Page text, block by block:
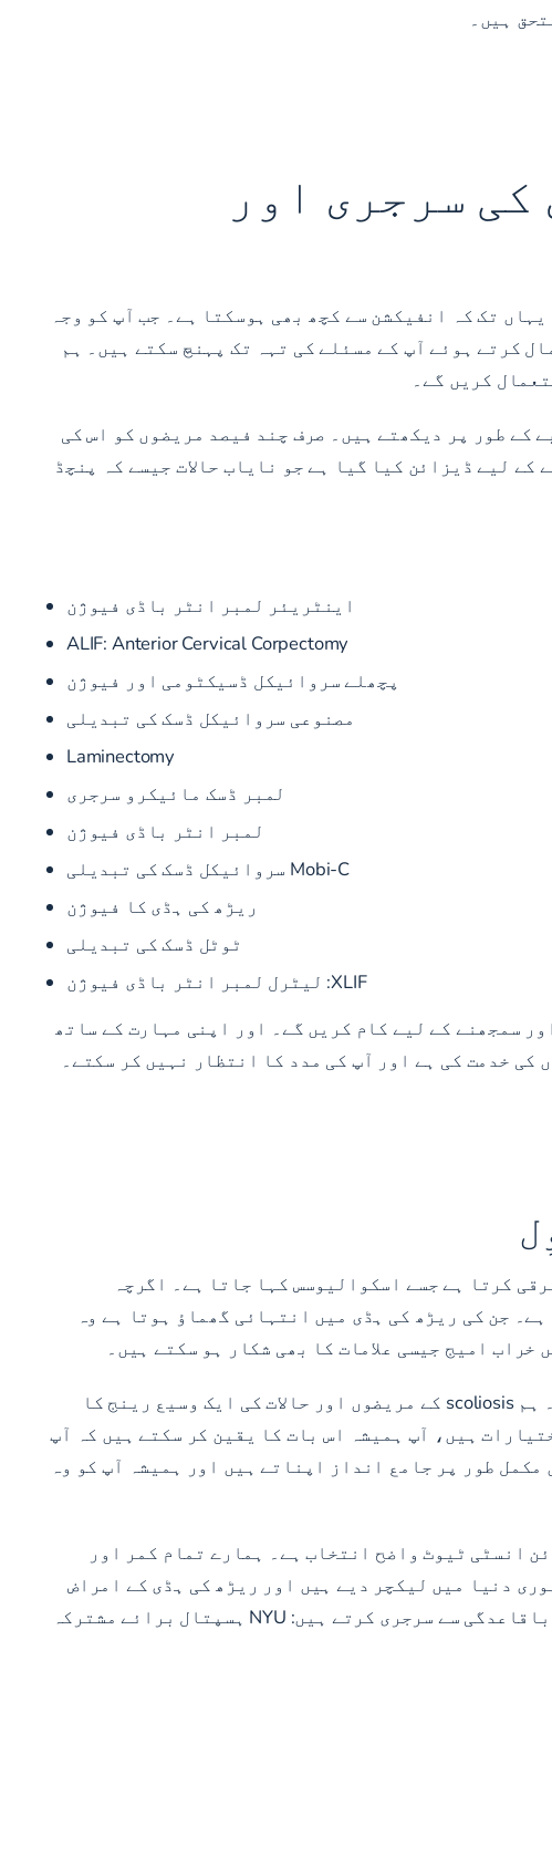
ہیں۔
سرجری اور
تک کہ انفیکشن سے کچھ بھی ہوسکتا ہے۔ جب آپ کو وجہ
کرتے ہوئے آپ کے مسئلے کی تہہ تک پہنچ سکتے ہیں۔ ہم
کریں گے۔
کے طور پر دیکھتے ہیں۔ صرف چند فیصد مریضوں کو اس کی
لیے ڈیزائن کیا گیا ہے جو نایاب حالات جیسے کہ پنچڈ
اینٹریئر لمبر انٹر باڈی فیوژن
ALIF: Anterior Cervical Corpectomy
پچھلے سروائیکل ڈسیکٹومی اور فیوژن
مصنوعی سروائیکل ڈسک کی تبدیلی
Laminectomy
لمبر ڈسک مائیکرو سرجری
لمبر انٹر باڈی فیوژن
Mobi-C سروائیکل ڈسک کی تبدیلی
ریڑھ کی ہڈی کا فیوژن
ٹوٹل ڈسک کی تبدیلی
XLIF: لیٹرل لمبر انٹر باڈی فیوژن
سمجھنے کے لیے کام کریں گے۔ اور اپنی مہارت کے ساتھ
کی خدمت کی ہے اور آپ کی مدد کا انتظار نہیں کر سکتے۔
کرتا ہے جسے اسکوالیوسس کہا جاتا ہے۔ اگرچہ
جن کی ریڑھ کی ہڈی میں انتہائی گھماؤ ہوتا ہے وہ
امیج جیسی علامات کا بھی شکار ہو سکتے ہیں۔
چاہے آپ کا سکلیوسس عام idiopathic قسم کا ہو یا پیدائشی اور iatrogenic قسم، ہم اس کا علاج کر سکتے ہیں۔ ہم scoliosis کے مریضوں اور حالات کی ایک وسیع رینج کا
ہیں، آپ ہمیشہ اس بات کا یقین کر سکتے ہیں کہ آپ
طور پر جامع انداز اپناتے ہیں اور ہمیشہ آپ کو وہ
انسٹی ٹیوٹ واضح انتخاب ہے۔ ہمارے تمام کمر اور
دنیا میں لیکچر دیے ہیں اور ریڑھ کی ہڈی کے امراض
کے حوالے سے متعدد علمی اشاعتیں تصنیف کی ہیں۔ یہاں تک کہ وہ ہمارے قومی درجہ بندی کے ہسپتال میں باقاعدگی سے سرجری کرتے ہیں: NYU ہسپتال برائے مشترکہ